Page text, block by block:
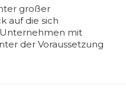
großer
auf die sich
mit
der Voraussetzung